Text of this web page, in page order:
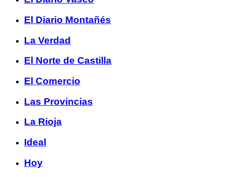
El Diario Montañés
La Verdad
El Norte de Castilla
El Comercio
Las Provincias
La Rioja
Ideal
Hoy